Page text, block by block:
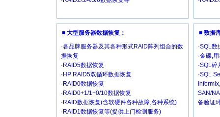
■ 大型服务器数据恢复：
·各品牌服务器及其各种形式RAID阵列组合的数
据恢复
·RAID5数据恢复
·HP RAID5双循环数据恢复
·RAID0数据恢复
·RAID0+1/1+0/10数据恢复
·RAID数据恢复(含软硬件各种故障,各种系统)
·RAID1数据恢复等(提供上门检测服务)
■ 数据
·SQL
·金碟,
·SQL
·SQL
SAN/
备验证